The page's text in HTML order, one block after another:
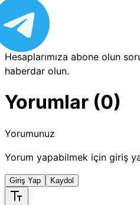
Hesaplarımıza abone olun
haberdar olun.
Yorumlar (0)
Yorumunuz
Yorum yapabilmek için giriş
Giriş Yap Kaydol